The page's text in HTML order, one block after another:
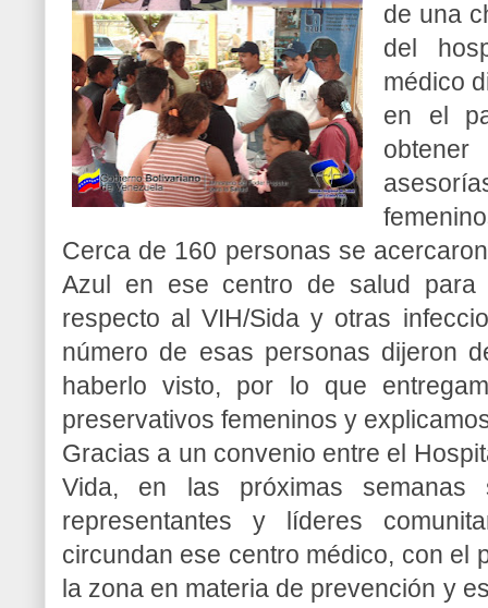
de una
del
médico
en el
Cerca de 160 personas se
Azul en ese centro de salud para
respecto al VIH/Sida y otras
número de esas personas dijeron
haberlo visto, por lo que
preservativos femeninos y
Gracias a un convenio entre el
Vida, en las próximas
representantes y líderes
circundan ese centro médico, con el
la zona en materia de prevención y